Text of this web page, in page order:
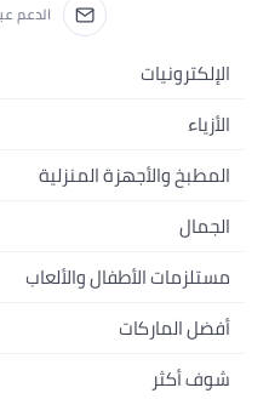
الدعم
الإلكترونيات
الجوالات
اللابتوبات
الأجهزة المنزلية
التلفزيونات
السماعات
ألعاب القيمنق
الأزياء
أزياء نسائية
أزياء البنات
أزياء الأولاد
المجوهرات
حقائب نسائية
المطبخ والأجهزة المنزلية
الحمام
المطبخ والسفرة
أدوات وتحسين المنزل
الجمال
العطور
العناية بالشعر
العناية بالبشرة
مستلزمات الأطفال والألعاب
الحفاضات
الرضاعة والتغذية
أفضل الماركات
سامسونج
شوف أكثر